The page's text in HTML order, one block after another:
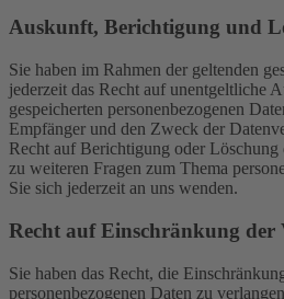
Auskunft, Berichtigung und
Sie haben im Rahmen der geltenden
jederzeit das Recht auf unentgeltliche
gespeicherten personenbezogenen
Empfänger und den Zweck der
Recht auf Berichtigung oder
zu weiteren Fragen zum Thema
Sie sich jederzeit an uns wenden.
Recht auf Einschränkung der
Sie haben das Recht, die
personenbezogenen Daten zu